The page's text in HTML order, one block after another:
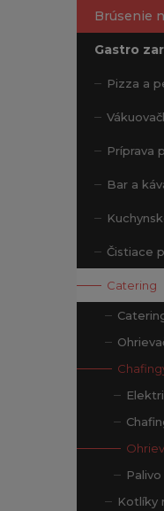
Brúsenie
Gastro
Pizza a
Príprava
Bar a
Čistiace
Catering
Kotlíky